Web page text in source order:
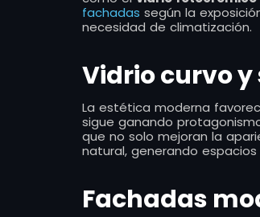
fachadas según la
necesidad de climatización.
Vidrio curvo
La estética moderna
sigue ganando
que no solo mejoran la
natural, generando
Fachadas